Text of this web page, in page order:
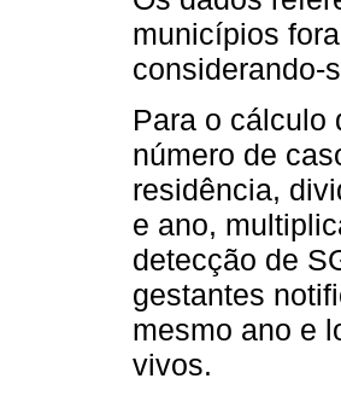
municípios
considerando-
Para o cálculo
número de
residência,
e ano,
detecção de
gestantes
mesmo ano e
vivos.